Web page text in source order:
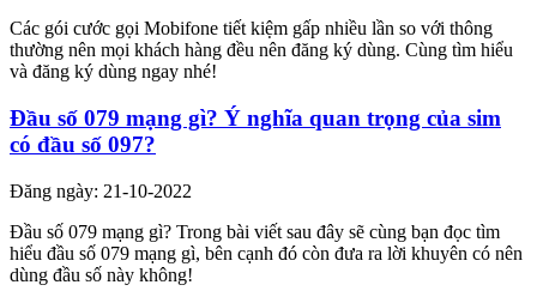
Các gói cước gọi Mobifone tiết kiệm gấp nhiều lần so với thông
thường nên mọi khách hàng đều nên đăng ký dùng. Cùng tìm hiểu
và đăng ký dùng ngay nhé!
Đầu số 079 mạng gì? Ý nghĩa quan trọng của sim
có đầu số 097?
Đăng ngày: 21-10-2022
Đầu số 079 mạng gì? Trong bài viết sau đây sẽ cùng bạn đọc tìm
hiểu đầu số 079 mạng gì, bên cạnh đó còn đưa ra lời khuyên có nên
dùng đầu số này không!